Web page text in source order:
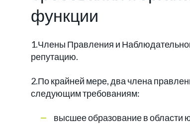
функции
1.Члены Правления и
репутацию.
2.По крайней мере, два члена
следующим требованиям:
высшее образование в области